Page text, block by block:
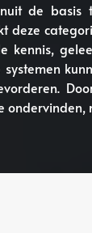
de basis
deze
kennis,
ondervinden,